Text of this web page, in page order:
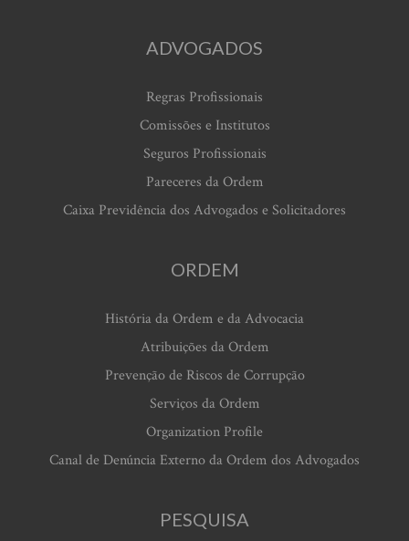
ADVOGADOS
Regras Profissionais
Comissões e Institutos
Seguros Profissionais
Pareceres da Ordem
Caixa Previdência dos Advogados e Solicitadores
ORDEM
História da Ordem e da Advocacia
Atribuições da Ordem
Prevenção de Riscos de Corrupção
Serviços da Ordem
Organization Profile
Canal de Denúncia Externo da Ordem dos Advogados
PESQUISA